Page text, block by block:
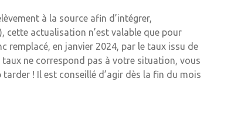
à la source afin d’intégrer,
cette actualisation n’est valable que pour
remplacé, en janvier 2024, par le taux issu de
ne correspond pas à votre situation, vous
! Il est conseillé d’agir dès la fin du mois